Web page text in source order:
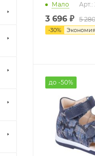
Мало Арт.:
3 696 ₽ 5
-30% Экономия
до -50%